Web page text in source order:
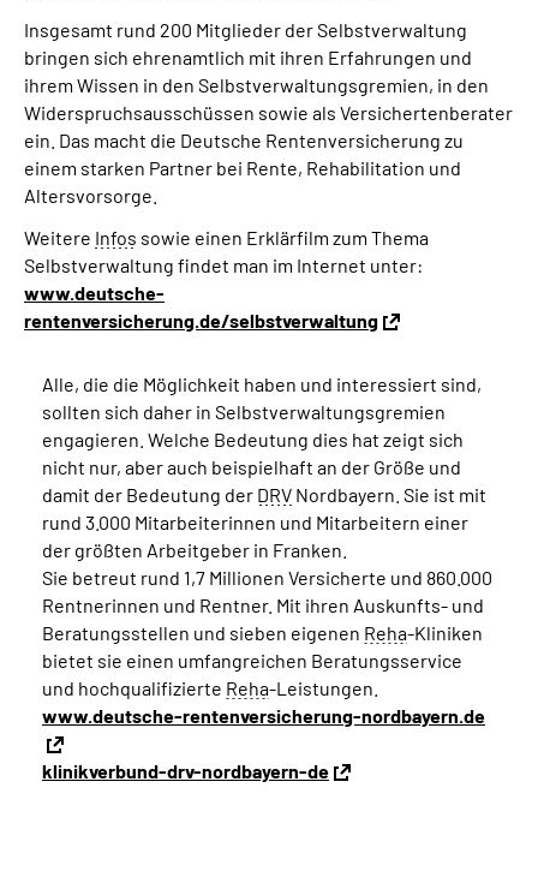
Insgesamt rund 200 Mitglieder der Selbstverwaltung
bringen sich ehrenamtlich mit ihren Erfahrungen und
ihrem Wissen in den Selbstverwaltungsgremien, in den
Widerspruchsausschüssen sowie als Versichertenberater
ein. Das macht die Deutsche Rentenversicherung zu
einem starken Partner bei Rente, Rehabilitation und
Altersvorsorge.
Weitere Infos sowie einen Erklärfilm zum Thema
Selbstverwaltung findet man im Internet unter:
www.deutsche-
rentenversicherung.de/selbstverwaltung
Alle, die die Möglichkeit haben und interessiert sind,
sollten sich daher in Selbstverwaltungsgremien
engagieren. Welche Bedeutung dies hat zeigt sich
nicht nur, aber auch beispielhaft an der Größe und
damit der Bedeutung der DRV Nordbayern. Sie ist mit
rund 3.000 Mitarbeiterinnen und Mitarbeitern einer
der größten Arbeitgeber in Franken.
Sie betreut rund 1,7 Millionen Versicherte und 860.000
Rentnerinnen und Rentner. Mit ihren Auskunfts- und
Beratungsstellen und sieben eigenen Reha-Kliniken
bietet sie einen umfangreichen Beratungsservice
und hochqualifizierte Reha-Leistungen.
www.deutsche-rentenversicherung-nordbayern.de
klinikverbund-drv-nordbayern-de